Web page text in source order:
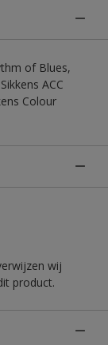
of Blues,
ACC
Colour
wij
product.